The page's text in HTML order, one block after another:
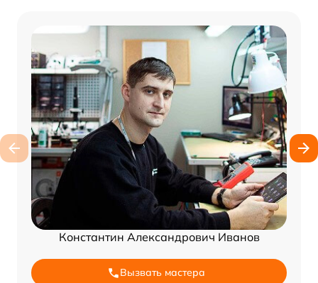
Константин Александрович Иванов
Вызвать мастера